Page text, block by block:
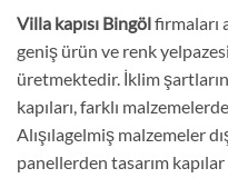
Villa kapısı Bingölfirmaları
geniş ürün ve renk
üretmektedir. İklim
kapıları, farklı
Alışılagelmiş malzemeler
panellerden tasarım